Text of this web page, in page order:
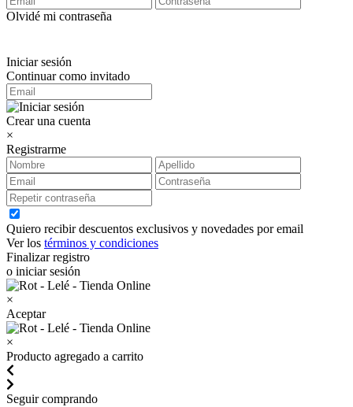
Olvidé mi contraseña
Iniciar sesión
Continuar como invitado
Crear una cuenta
×
Registrarme
Quiero recibir descuentos exclusivos y novedades por email
Ver los términos y condiciones
Finalizar registro
o iniciar sesión
×
Aceptar
×
Producto agregado a carrito
Seguir comprando